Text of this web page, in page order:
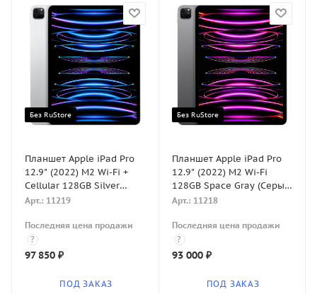
Без RuStore
Планшет Apple iPad Pro
12.9" (2022) M2 Wi-Fi +
Cellular 128GB Silver
(Серебристый)
Арт.: 11219
Последняя цена продажи
?
97 850 ₽
ПОД ЗАКАЗ
Без RuStore
Планшет Apple iPad Pro
12.9" (2022) M2 Wi-Fi
128GB Space Gray (Серый
космос)
Арт.: 11218
Последняя цена продажи
?
93 000₽
ПОД ЗАКАЗ